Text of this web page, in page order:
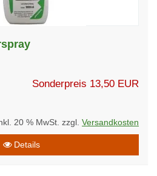
Sonderpreis 13,50 EUR
20 % MwSt. zzgl. Versandkosten
Details